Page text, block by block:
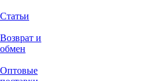
Статьи
Возврат и
обмен
Оптовые